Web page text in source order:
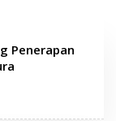
Penerapan